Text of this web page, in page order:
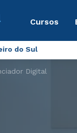
Cursos
do Sul
Digital